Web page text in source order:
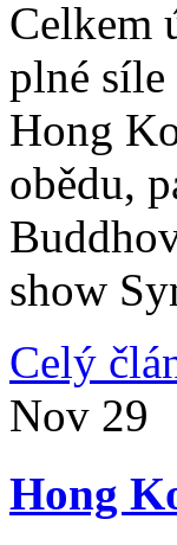
Celkem
plné
Hong
obědu,
show
Celý
Nov 29
Hong